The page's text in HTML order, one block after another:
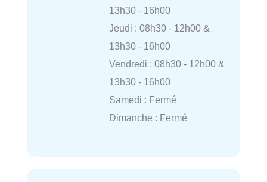
13h30 - 16h00
Jeudi : 08h30 - 12h00 &
13h30 - 16h00
Vendredi : 08h30 - 12h00 &
13h30 - 16h00
Samedi : Fermé
Dimanche : Fermé